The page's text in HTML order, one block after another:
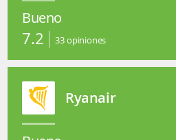
Bueno
7.2 33opiniones
Ryanair